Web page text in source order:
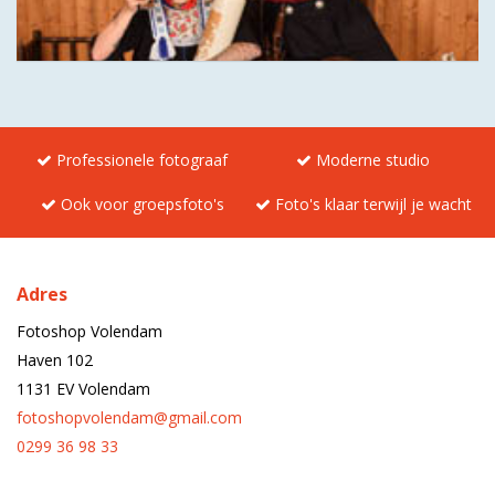
Professionele fotograaf Moderne studio
Ook voor groepsfoto's Foto's klaar terwijl je wacht
Adres
Fotoshop Volendam
Haven 102
1131 EV Volendam
fotoshopvolendam@gmail.com
0299 36 98 33